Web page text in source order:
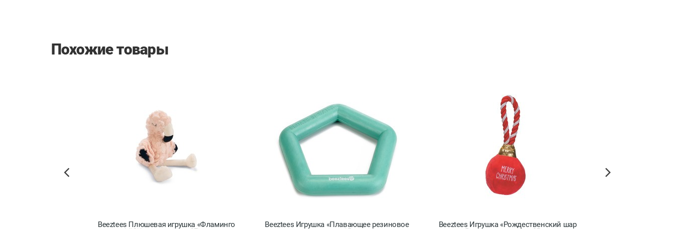
Похожие товары
Beeztees Плюшевая игрушка «Фламинго
Beeztees Игрушка «Плавающее резиновое
Beeztees Игрушка «Рождественский шар